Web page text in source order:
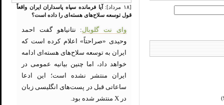
[۱۸ مرداد]:
آیا فرمانده سپاه پاسداران ایران واقعاً
قول توسعه سلاح‌های هسته‌ای را داده است؟
وای نت گلوبال: نتانیاهو گفت احمد
وحیدی «صراحتاً» اعلام کرده است که
ایران به توسعه سلاح‌های هسته‌ای ادامه
خواهد داد، اما چنین بیانیه عمومی در
ایران منتشر نشده است؛ این ادعا
ساعاتی قبل در پست‌های انگلیسی زبان
در X منتشر شده بود.